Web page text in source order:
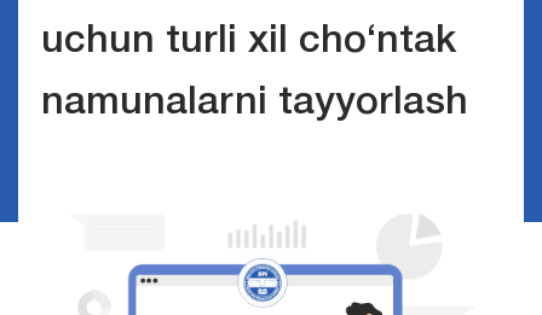
uchun turli xil cho‘ntak
namunalarni tayyorlash